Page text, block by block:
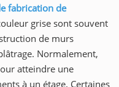
fabrication de
grise sont souvent
de murs
Normalement,
atteindre une
à un étage. Certaines